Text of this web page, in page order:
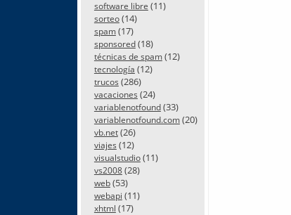
software libre (11)
sorteo(14)
spam(17)
sponsored(18)
técnicas de spam(12)
tecnología (12)
trucos (286)
vacaciones (24)
variablenotfound(33)
variablenotfound.com(20)
vb.net(26)
viajes (12)
visualstudio(11)
vs2008(28)
web(53)
webapi (11)
xhtml (17)